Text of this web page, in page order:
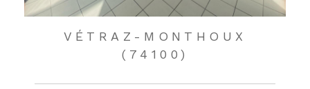
VÉTRAZ-MONTHOUX
(74100)